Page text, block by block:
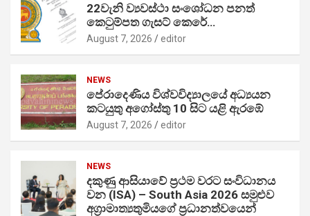
22වැනි ව්‍යවස්ථා සංශෝධන පනත්
කෙටුම්පත ගැසට් කෙරේ…
August 7, 2026 editor
NEWS
පේරාදෙණිය විශ්වවිද්‍යාලයේ අධ්‍යයන
කටයුතු අගෝස්තු 10 සිට යළි ඇරඹේ
August 7, 2026 editor
NEWS
දකුණු ආසියාවේ ප්‍රථම වරට සංවිධානය
වන (ISA) – South Asia 2026 සමුළුව
අග්‍රාමාත්‍යතුමියගේ ප්‍රධානත්වයෙන්